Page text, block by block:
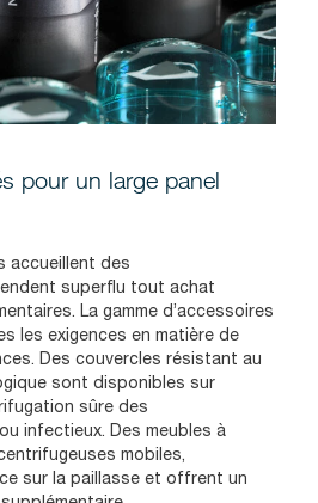
pour un large panel
accueillent des
superflu tout achat
La gamme d’accessoires
les exigences en matière de
Des couvercles résistant au
sont disponibles sur
sûre des
infectieux. Des meubles à
mobiles,
sur la paillasse et offrent un